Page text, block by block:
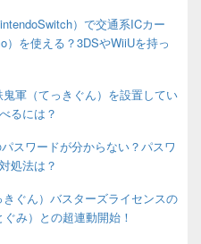
）で交通系ICカー
）を使える？3DSやWiiUを持っ
軍（てっきぐん）を設置してい
るには？
スワードが分からない？パスワ
処法は？
ぐん）バスターズライセンスの
み）との超連動開始！